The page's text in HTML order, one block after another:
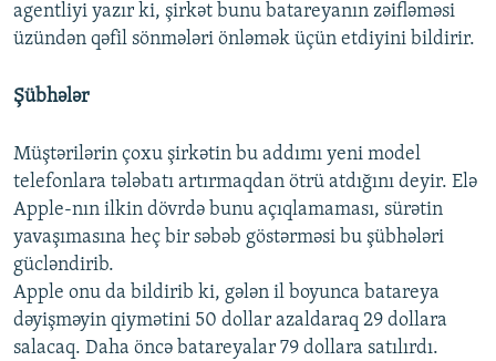
agentliyi yazır ki, şirkət bunu batareyanın zəifləməsi
üzündən qəfil sönmələri önləmək üçün etdiyini bildirir.
Şübhələr
Müştərilərin çoxu şirkətin bu addımı yeni model
telefonlara tələbatı artırmaqdan ötrü atdığını deyir. Elə
Apple-nın ilkin dövrdə bunu açıqlamaması, sürətin
yavaşımasına heç bir səbəb göstərməsi bu şübhələri
gücləndirib.
Apple onu da bildirib ki, gələn il boyunca batareya
dəyişməyin qiymətini 50 dollar azaldaraq 29 dollara
salacaq. Daha öncə batareyalar 79 dollara satılırdı.